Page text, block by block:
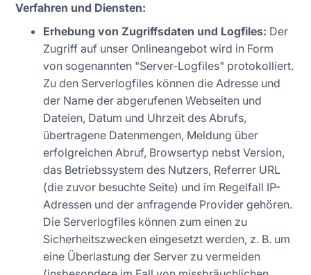
Verfahren und Diensten:
Erhebung von Zugriffsdaten und Logfiles: Der
Zugriff auf unser Onlineangebot wird in Form
von sogenannten "Server-Logfiles" protokolliert.
Zu den Serverlogfiles können die Adresse und
der Name der abgerufenen Webseiten und
Dateien, Datum und Uhrzeit des Abrufs,
übertragene Datenmengen, Meldung über
erfolgreichen Abruf, Browsertyp nebst Version,
das Betriebssystem des Nutzers, Referrer URL
(die zuvor besuchte Seite) und im Regelfall IP-
Adressen und der anfragende Provider gehören.
Die Serverlogfiles können zum einen zu
Sicherheitszwecken eingesetzt werden, z. B. um
eine Überlastung der Server zu vermeiden